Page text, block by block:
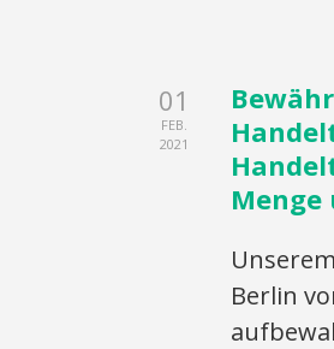
01
FEB.
2021
Berlin